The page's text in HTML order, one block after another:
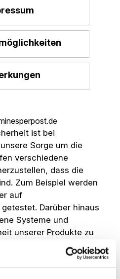
ist bei
Sorge um die
verschiedene
dass die
Zum Beispiel werden
auf
Darüber hinaus
Systeme und
unserer Produkte zu
dass